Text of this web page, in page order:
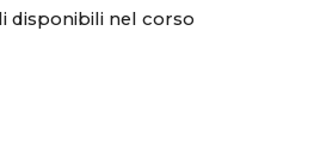
disponibili nel corso